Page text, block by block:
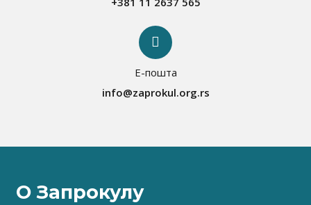
Е-пошта
info@zaprokul.org.rs
О Запрокулу